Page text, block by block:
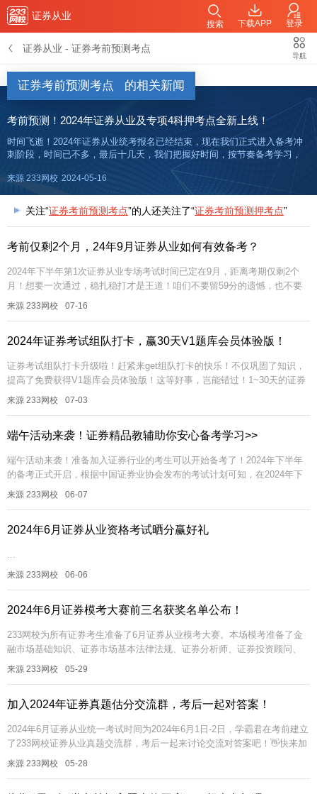
证券从业
下载APP 登录
搜索
证券从业 - 证券考前预测考点
导航
证券考前预测考点 的相关新闻
考前预测！2024年证券从业及专项4科押考点全新上线！
时间飞逝！2024年证券从业统考报名已经结束，现在我们正式进入备考冲
刺阶段，时间已不多，最后十几天，我们把握好时间，按节奏备考学习，
考试通关不是难事！加油各位考证人，下月拿证选手请看过来，233网校为
大家整理了考前预测押考点，每科35个，金融基础知识、证券法律
来源 233网校 2024-05-16
关注“证券考前预测考点”的人还关注了“证券考前预测押考点”
考前仅剩2个月，24年9月证券从业如何有效备考？
2024年下半年第1次证券从业专场考试时间已定在9月，距离考期仅剩2个
月！想要一次通过，稳扎稳打才是王道！咱们不要留59分的遗憾，也不要
留1科过期重考的遗憾！建议大家收藏！证券从业学霸君已经帮大家梳理...
来源 233网校 07-16
2024年证券考试组队打卡，赢30天V1题库会员体验版！
证券考试组队打卡升级啦！赶紧来get组队打卡的快乐！不仅巩固了知识，
提高了免费获得V1题库会员体验版！这等好事，岂能错过！1~30天的证券
考试V1题库会员体验版！ 一、证券考试组队打卡步骤必...
来源 233网校 07-03
端午活动来袭！证券精品教辅助你安心备考学习>>
端午活动来袭！准备加入证券行业的考生可以开始备考了！2024年下半年
的备考正式开启，根据中国证券业协会发布的考试计划可知，在2024年下
半年的9月和11月将会进行证券专场考试，想要在下半年拿证的同学可...
来源 233网校 06-07
2024年6月证券从业资格考试晒分赢好礼
...
来源 233网校 06-06
2024年6月证券模考大赛前三名获奖名单公布！
233网校为所有证券考生准备了6月证券从业模考大赛。本场模考准备了金
融市场基础知识、证券市场基本法律法规、证券分析师、证券投资顾问、
保荐代表人各一套模考试卷，提供给临考冲刺的考友自测评估！5月22日-...
来源 233网校 05-29
加入2024年证券真题估分交流群，考后一起对答案！
2024年6月证券从业统一考试时间为2024年6月1日-2日，学霸君在考前建立
了233网校证券从业真题交流群，考后一起来讨论交流对答案吧！👋快来加
入『233网校证券真题估分交流群』✅考后真题估分对答...
来源 233网校 05-28